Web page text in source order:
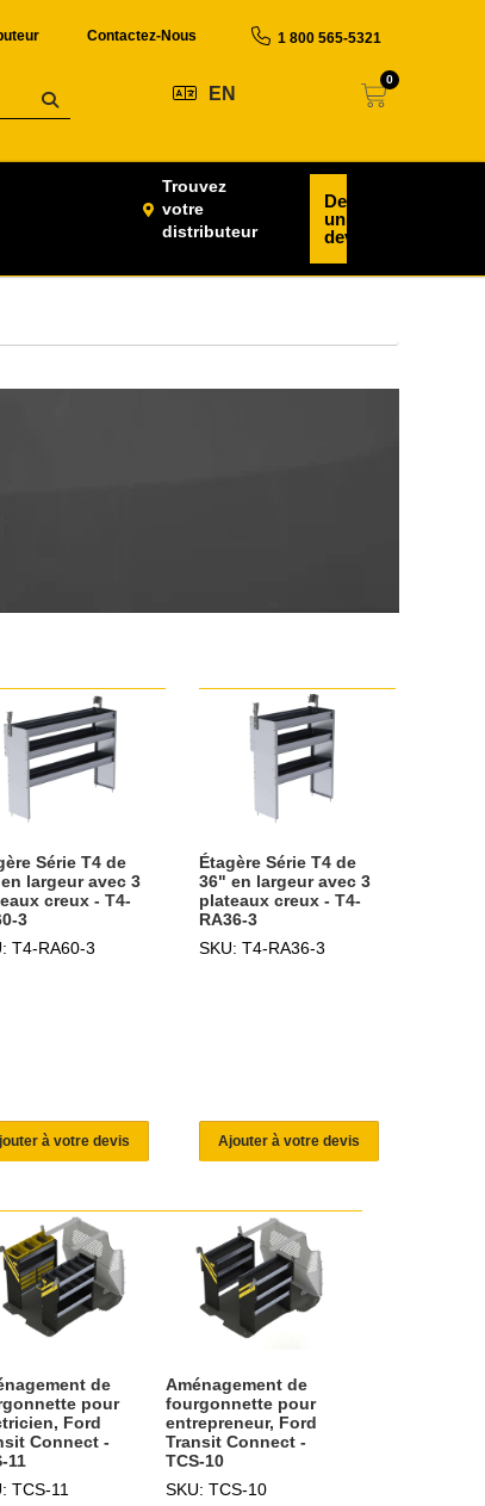
Contactez-Nous 1 800 565-5321
EN
0
Trouvez
votre
distributeur
Demander
un
devis
Série T4 de
largeur avec 3
creux - T4-
3
T4-RA60-3
à votre devis
Étagère Série T4 de
36" en largeur avec 3
plateaux creux - T4-
RA36-3
SKU: T4-RA36-3
Ajouter à votre devis
de
pour
Ford
Connect -
11
TCS-11
Aménagement de
fourgonnette pour
entrepreneur, Ford
Transit Connect -
TCS-10
SKU: TCS-10